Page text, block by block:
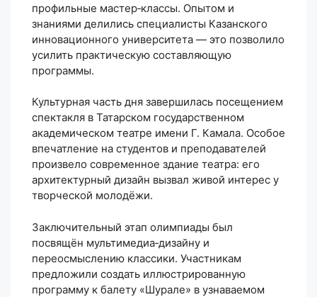
профильные мастер‑классы. Опытом и
знаниями делились специалисты Казанского
инновационного университета — это позволило
усилить практическую составляющую
программы.
Культурная часть дня завершилась посещением
спектакля в Татарском государственном
академическом театре имени Г. Камала. Особое
впечатление на студентов и преподавателей
произвело современное здание театра: его
архитектурный дизайн вызвал живой интерес у
творческой молодёжи.
Заключительный этап олимпиады был
посвящён мультимедиа‑дизайну и
переосмыслению классики. Участникам
предложили создать иллюстрированную
программу к балету «Шурале» в узнаваемом